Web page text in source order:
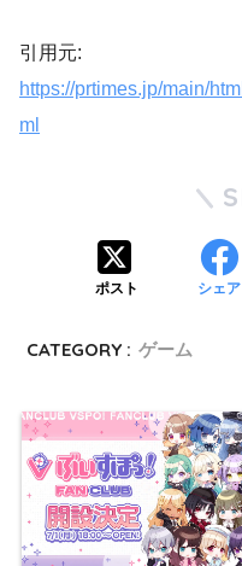
引用元:
https://prtimes.jp/main/
ml
ポスト シェア
CATEGORY : ゲーム